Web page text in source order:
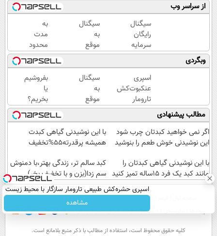
از سراسر وب
سیگنال
رایگان
سرمایه
گذاری
میخوای؟
ثبت نام
کن
سیگنال
به
موقع
سرمایه
گذاری
(رایگان
به
مدت
محدود)
به
مدت
محدود
سیگنال
رایگان
سرمایه
گذاری
بگیر
وبگردی
اسپری
عنکبوت‌‌کش
تارومار
ازبین‌برنده
انواع
عنکبوت
سیگنال
به
موقع
سرمایه
گذاری
(رایگان
به
محدود)
بفروشیم
یا
بخریم؟
سیگنال
تخصصی
دریافت
کن
مطالب پیشنهادی
اگر نمی خواهید کبدتان چرب شود
این نوشیدنی خوش طعم را بنوشید
با این نوشیدنی گیاهی کبدت
همیشه پرقدرته55%تخفیف
با این نوشیدنی گیاهی کبدتان را
مانند کبد یک فرد 15ساله تمیز کنید
کبد سالم تر، زندگی بهتر،با دمنوش
سم زدا(بزن و با تخفیف بخر)
اسپری حشره‌کش طبیعی تارومار سازگار با محیط زیست
و با محافظت طبیعی
مشاهده عصر ایران۲ تماس با ما
آب و هوا اوقات شرعی سواد زندگی
كليه حقوق محفوظ است، استفاده از مطالب با ذكر منبع بلامانع است.